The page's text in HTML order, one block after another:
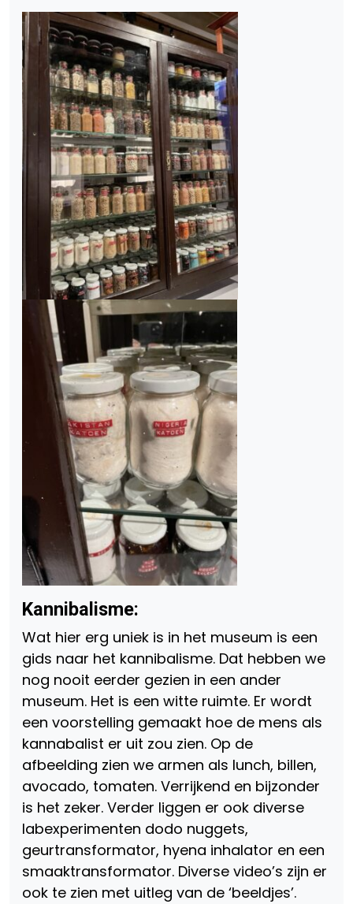
Kannibalisme:
Wat hier erg uniek is in het museum is een
gids naar het kannibalisme. Dat hebben we
nog nooit eerder gezien in een ander
museum. Het is een witte ruimte. Er wordt
een voorstelling gemaakt hoe de mens als
kannabalist er uit zou zien. Op de
afbeelding zien we armen als lunch, billen,
avocado, tomaten. Verrijkend en bijzonder
is het zeker. Verder liggen er ook diverse
labexperimenten dodo nuggets,
geurtransformator, hyena inhalator en een
smaaktransformator. Diverse video’s zijn er
ook te zien met uitleg van de ‘beeldjes’.